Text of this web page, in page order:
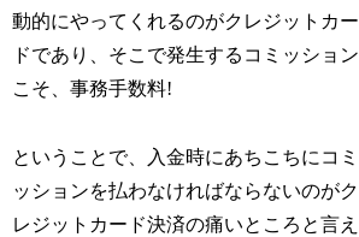
動的にやってくれるのがクレジットカー
ドであり、そこで発生するコミッション
こそ、事務手数料!
ということで、入金時にあちこちにコミ
ッションを払わなければならないのがク
レジットカード決済の痛いところと言え